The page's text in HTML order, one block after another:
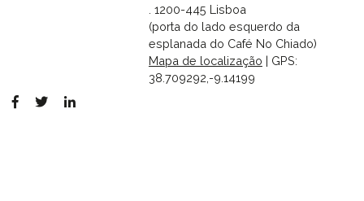
. 1200-445 Lisboa
(porta do lado esquerdo da
esplanada do Café No Chiado)
Mapa de localização | GPS:
38.709292,-9.14199